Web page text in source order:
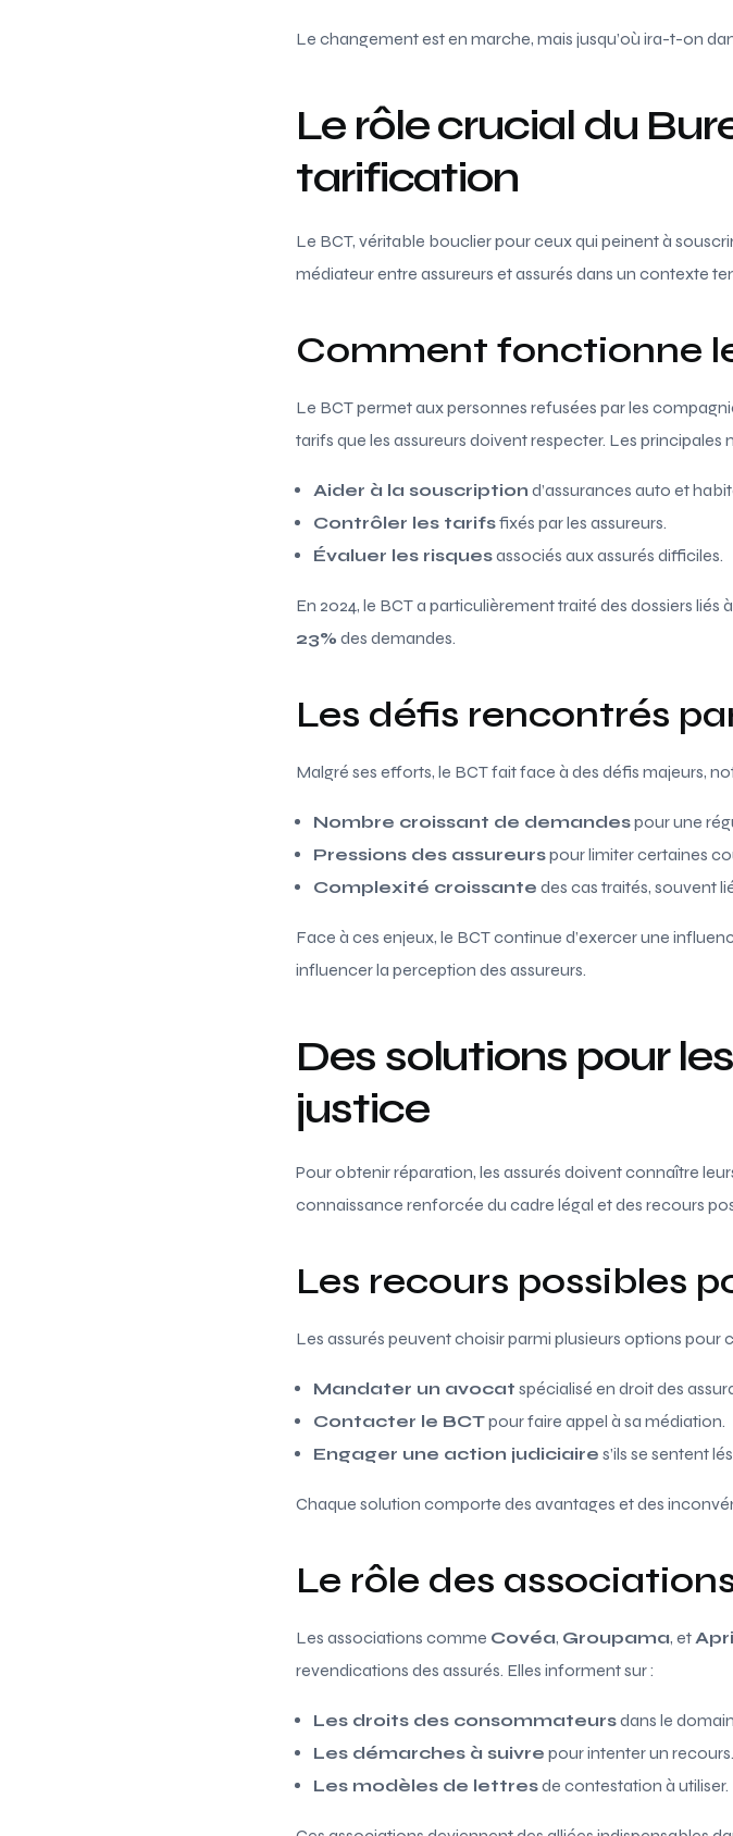
Le changement est en marche, mais jusqu’où ira-t-on
Le rôle crucial du
tarification
Le BCT, véritable bouclier pour ceux qui peinent à
médiateur entre assureurs et assurés dans un contexte
Comment fonctionne
Le BCT permet aux personnes refusées par les
tarifs que les assureurs doivent respecter. Les principales
Aider à la souscription d’assurances auto et
Contrôler les tarifsfixés par les assureurs.
Évaluer les risquesassociés aux assurés difficiles.
En 2024, le BCT a particulièrement traité des dossiers
23% des demandes.
Les défis rencontrés
Malgré ses efforts, le BCT fait face à des défis majeurs,
Nombre croissant de demandespour une
Pressions des assureurspour limiter certaines
Complexité croissante des cas traités, souvent
Face à ces enjeux, le BCT continue d’exercer une
influencer la perception des assureurs.
Des solutions pour
justice
Pour obtenir réparation, les assurés doivent connaître
connaissance renforcée du cadre légal et des recours
Les recours possibles
Les assurés peuvent choisir parmi plusieurs options pour
Mandater un avocat spécialisé en droit des
Contacter le BCTpour faire appel à sa médiation.
Engager une action judiciaire s’ils se sentent
Chaque solution comporte des avantages et des
Le rôle des
Les associations comme Covéa, Groupama, et
revendications des assurés. Elles informent sur :
Les droits des consommateursdans le
Les démarches à suivre pour intenter un recours.
Les modèles de lettresde contestation à utiliser.